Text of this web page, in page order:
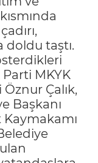
doldu taştı.
MKYK
Çalık,
Başkanı